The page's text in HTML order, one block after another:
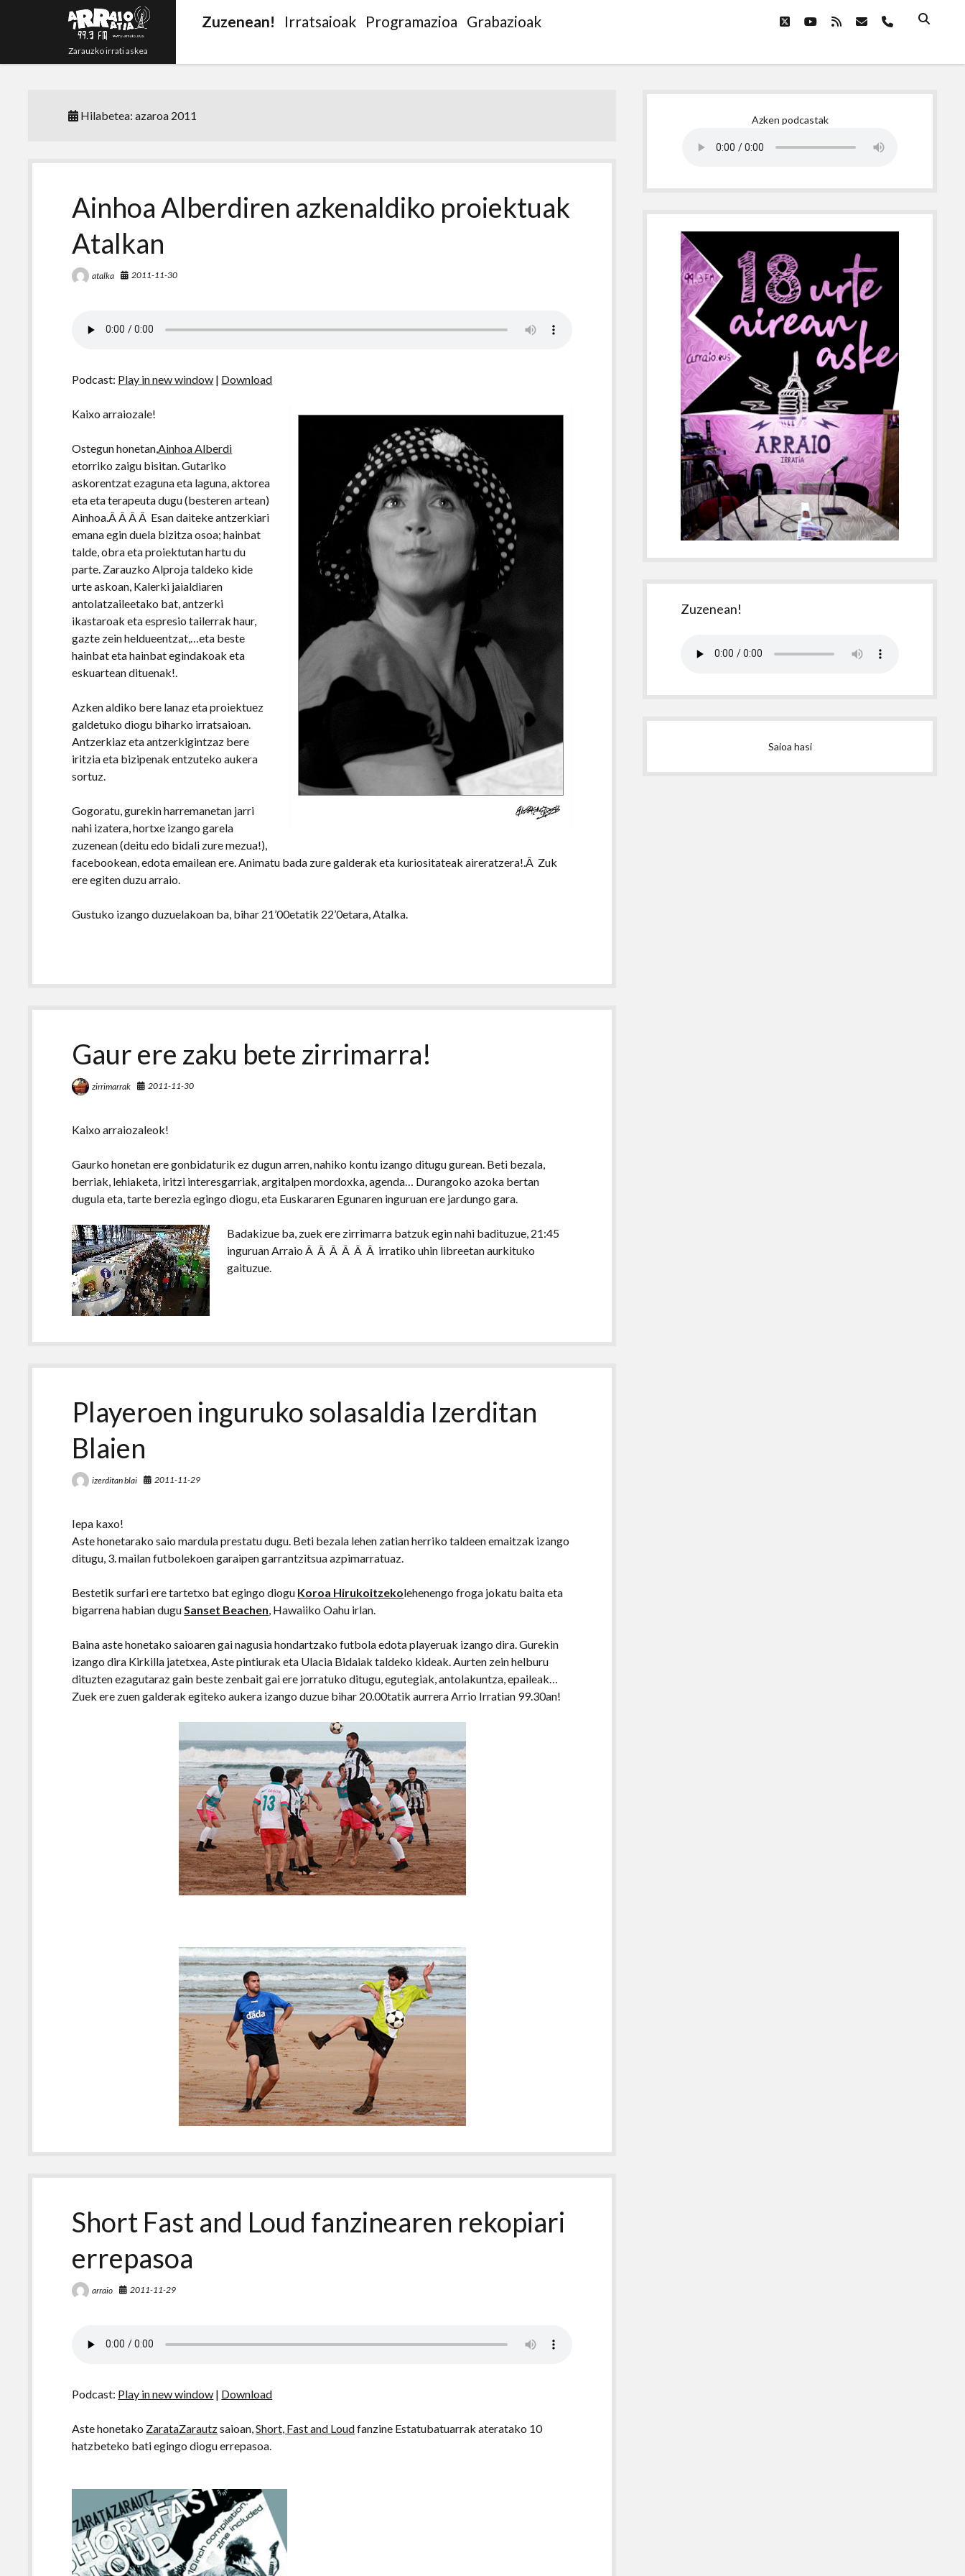
Zarauzko irrati askea
Zuzenean! Irratsaioak Programazioa Grabazioak twitteryoutube
rss emailphone
Hilabetea:azaroa 2011
Ainhoa Alberdiren azkenaldiko proiektuak
Atalkan
atalka 2011-11-30
Podcast: Play in new window | Download
Kaixo arraiozale!
Ostegun honetan,Ainhoa Alberdi
etorriko zaigu bisitan. Gutariko
askorentzat ezaguna eta laguna, aktorea
eta eta terapeuta dugu (besteren artean)
Ainhoa.Â Â Â Â Esan daiteke antzerkiari
emana egin duela bizitza osoa; hainbat
talde, obra eta proiektutan hartu du
parte. Zarauzko Alproja taldeko kide
urte askoan, Kalerki jaialdiaren
antolatzaileetako bat, antzerki
ikastaroak eta espresio tailerrak haur,
gazte zein heldueentzat,…eta beste
hainbat eta hainbat egindakoak eta
eskuartean dituenak!.
Azken aldiko bere lanaz eta proiektuez
galdetuko diogu biharko irratsaioan.
Antzerkiaz eta antzerkigintzaz bere
iritzia eta bizipenak entzuteko aukera
sortuz.
Gogoratu, gurekin harremanetan jarri
nahi izatera, hortxe izango garela
zuzenean (deitu edo bidali zure mezua!),
facebookean, edota emailean ere. Animatu bada zure galderak eta kuriositateak aireratzera!.Â Zuk
ere egiten duzu arraio.
Gustuko izango duzuelakoan ba, bihar 21’00etatik 22’0etara, Atalka.
Gaur ere zaku bete zirrimarra!
zirrimarrak 2011-11-30
Kaixo arraiozaleok!
Gaurko honetan ere gonbidaturik ez dugun arren, nahiko kontu izango ditugu gurean. Beti bezala,
berriak, lehiaketa, iritzi interesgarriak, argitalpen mordoxka, agenda… Durangoko azoka bertan
dugula eta, tarte berezia egingo diogu, eta Euskararen Egunaren inguruan ere jardungo gara.
Badakizue ba, zuek ere zirrimarra batzuk egin nahi badituzue, 21:45
inguruan Arraio Â Â Â Â Â Â irratiko uhin libreetan aurkituko
gaituzue.
Playeroen inguruko solasaldia Izerditan
Blaien
izerditan blai 2011-11-29
Iepa kaxo!
Aste honetarako saio mardula prestatu dugu. Beti bezala lehen zatian herriko taldeen emaitzak izango
ditugu, 3. mailan futbolekoen garaipen garrantzitsua azpimarratuaz.
Bestetik surfari ere tartetxo bat egingo diogu Koroa Hirukoitzekolehenengo froga jokatu baita eta
bigarrena habian duguSanset Beachen, Hawaiiko Oahu irlan.
Baina aste honetako saioaren gai nagusia hondartzako futbola edota playeruak izango dira. Gurekin
izango dira Kirkilla jatetxea, Aste pintiurak eta Ulacia Bidaiak taldeko kideak. Aurten zein helburu
dituzten ezagutaraz gain beste zenbait gai ere jorratuko ditugu, egutegiak, antolakuntza, epaileak…
Zuek ere zuen galderak egiteko aukera izango duzue bihar 20.00tatik aurrera Arrio Irratian 99.30an!
Short Fast and Loud fanzinearen rekopiari
errepasoa
arraio 2011-11-29
Podcast: Play in new window | Download
Aste honetako ZarataZarautzsaioan,Short, Fast and Loudfanzine Estatubatuarrak ateratako 10
hatzbeteko bati egingo diogu errepasoa.
Azken podcastak
Zuzenean!
Saioa hasi